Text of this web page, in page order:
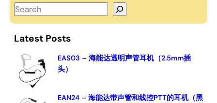
S
e
aLatest Posts
EAS03 – 海能达透明声管耳机（2.5mm插
头）
EAN24 – 海能达带声管和线控PTT的耳机（黑